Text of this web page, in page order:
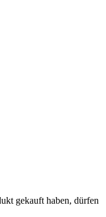
gekauft haben, dürfen